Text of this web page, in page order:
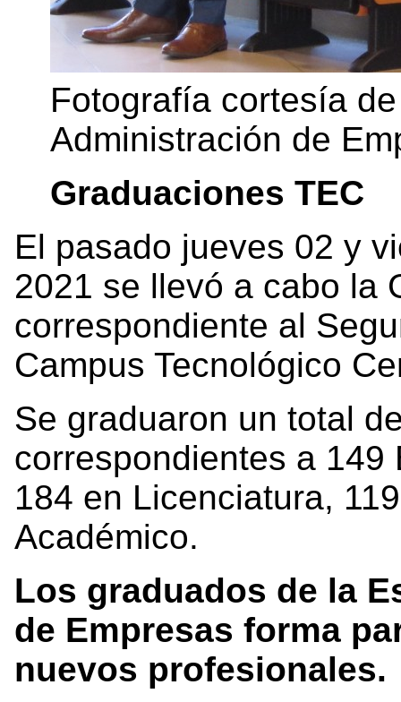
Fotografía cortesía
Administración de
Graduaciones TEC
El pasado jueves 02 y
2021 se llevó a cabo la
correspondiente al
Campus Tecnológico
Se graduaron un total
correspondientes a
184 en Licenciatura,
Académico.
Los graduados de la
de Empresas forma
nuevos profesionales.